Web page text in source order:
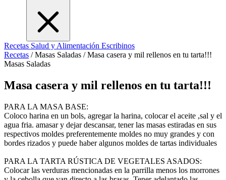
Recetas Salud y Alimentación Escribinos
Recetas / Masas Saladas / Masa casera y mil rellenos en tu tarta!!!
Masas Saladas
Masa casera y mil rellenos en tu tarta!!!
PARA LA MASA BASE:
Coloco harina en un bols, agregar la harina, colocar el aceite ,sal y el
agua fria. amasar y dejar descansar, tener las masas estiradas en sus
respectivos moldes preferentemente moldes no muy grandes y con
bordes rizados y puede haber algunos moldes de tartas individuales
PARA LA TARTA RÚSTICA DE VEGETALES ASADOS:
Colocar las verduras mencionadas en la parrilla menos los morrones